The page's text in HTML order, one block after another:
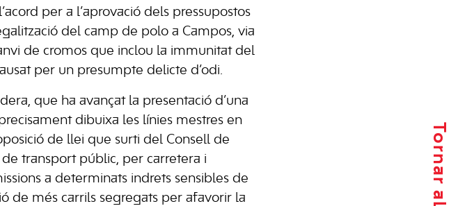
per a l’aprovació dels pressupostos
del camp de polo a Campos, via
de cromos que inclou la immunitat del
per un presumpte delicte d’odi.
que ha avançat la presentació d’una
dibuixa les línies mestres en
de llei que surti del Consell de
transport públic, per carretera i
a determinats indrets sensibles de
de més carrils segregats per afavorir la